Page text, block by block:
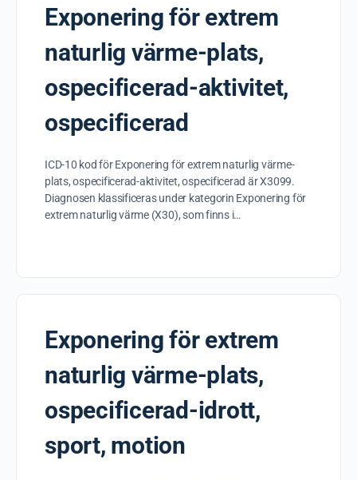
Exponering för extrem
naturlig värme-plats,
ospecificerad-aktivitet,
ospecificerad
ICD-10 kod för Exponering för extrem naturlig värme-
plats, ospecificerad-aktivitet, ospecificerad är X3099.
Diagnosen klassificeras under kategorin Exponering för
extrem naturlig värme (X30), som finns i…
Exponering för extrem
naturlig värme-plats,
ospecificerad-idrott,
sport, motion